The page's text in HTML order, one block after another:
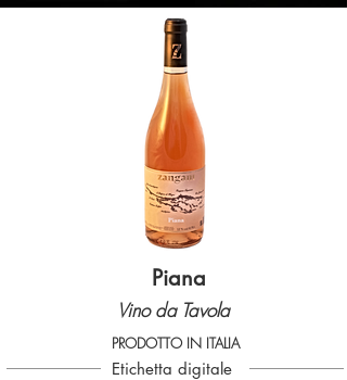
Piana
Vino da Tavola
PRODOTTO IN ITALIA
Etichetta digitale